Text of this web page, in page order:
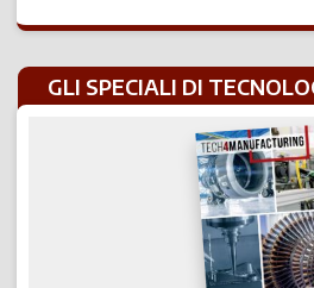
GLI SPECIALI DI